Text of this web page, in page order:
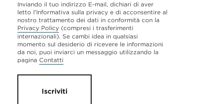
Inviando il tuo indirizzo E-mail, dichiari di aver
letto l'Informativa sulla privacy e di acconsentire al
nostro trattamento dei dati in conformità con la
Privacy Policy (compresi i trasferimenti
internazionali). Se cambi idea in qualsiasi
momento sul desiderio di ricevere le informazioni
da noi, puoi inviarci un messaggio utilizzando la
pagina Contatti
Iscriviti